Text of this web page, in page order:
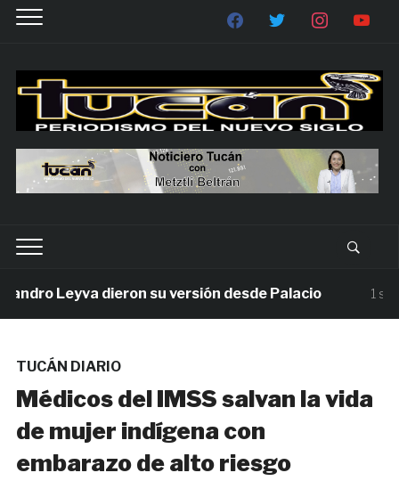
Leyva dieron su versión desde Palacio 1
TUCÁN DIARIO
Médicos del IMSS salvan la vida
de mujer indígena con
embarazo de alto riesgo